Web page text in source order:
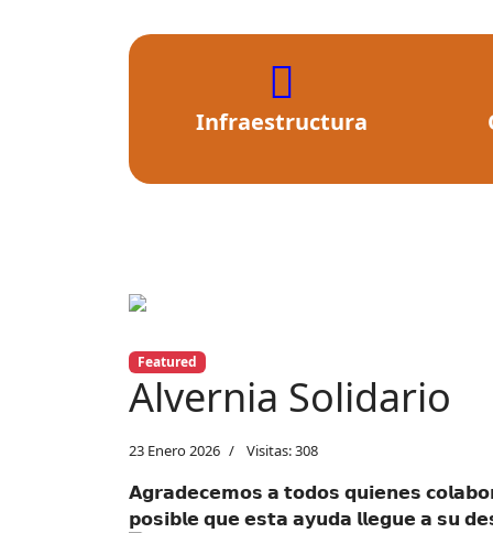
building
Infraestructura
Featured
Alvernia Solidario
23 Enero 2026 Visitas: 308
𝗔𝗴𝗿𝗮𝗱𝗲𝗰𝗲𝗺𝗼𝘀 𝗮 𝘁𝗼𝗱𝗼𝘀 𝗾𝘂𝗶𝗲𝗻𝗲𝘀
𝗽𝗼𝘀𝗶𝗯𝗹𝗲 𝗾𝘂𝗲 𝗲𝘀𝘁𝗮 𝗮𝘆𝘂𝗱𝗮 𝗹𝗹𝗲𝗴𝘂𝗲 𝗮 𝘀𝘂